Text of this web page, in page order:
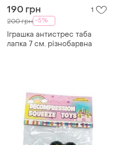
190 грн 1
200 грн -5%
Іграшка антистрес таба
лапка 7 см. різнобарвна